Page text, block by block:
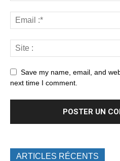
Save my name, email, and
next time I comment.
ARTICLES RÉCENTS